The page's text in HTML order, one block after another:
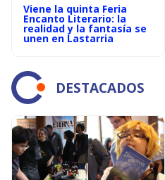
Viene la quinta Feria
Encanto Literario: la
realidad y la fantasía se
unen en Lastarria
DESTACADOS